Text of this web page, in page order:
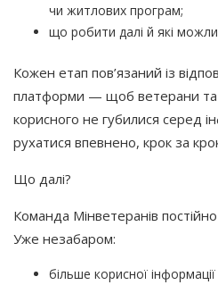
чи житлових програм;
що робити далі й які
Кожен етап пов’язаний із
платформи — щоб ветерани та
корисного не губилися серед
рухатися впевнено, крок за
Що далі?
Команда Мінветеранів
Уже незабаром:
більше корисної